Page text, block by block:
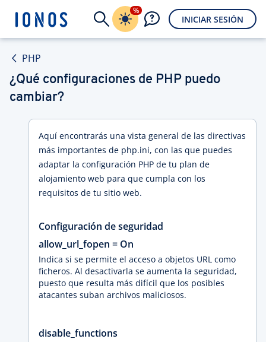
%
INICIAR SESIÓN
PHP
¿Qué configuraciones de PHP puedo
cambiar?
Aquí encontrarás una vista general de las directivas
más importantes de php.ini, con las que puedes
adaptar la configuración PHP de tu plan de
alojamiento web para que cumpla con los
requisitos de tu sitio web.
Configuración de seguridad
allow_url_fopen = On
Indica si se permite el acceso a objetos URL como
ficheros. Al desactivarla se aumenta la seguridad,
puesto que resulta más difícil que los posibles
atacantes suban archivos maliciosos.
disable_functions